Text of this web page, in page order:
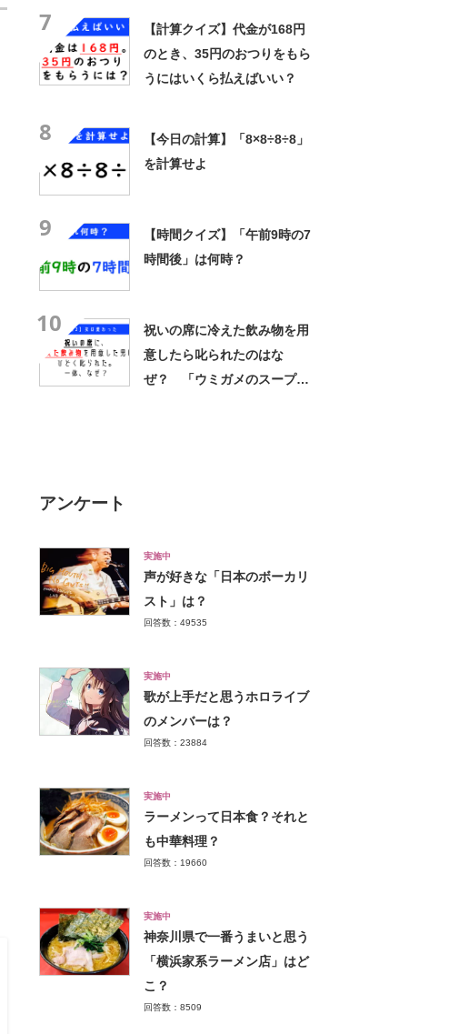
7
【計算クイズ】代金が168円
のとき、35円のおつりをもら
うにはいくら払えばいい？
8
【今日の計算】「8×8÷8÷8」
を計算せよ
9
【時間クイズ】「午前9時の7
時間後」は何時？
10
祝いの席に冷えた飲み物を用
意したら叱られたのはな
ぜ？ 「ウミガメのスープ」
アンケート
実施中
声が好きな「日本のボーカリ
スト」は？
回答数：49535
実施中
歌が上手だと思うホロライブ
のメンバーは？
回答数：23884
実施中
ラーメンって日本食？それと
も中華料理？
回答数：19660
実施中
神奈川県で一番うまいと思う
「横浜家系ラーメン店」はど
こ？
回答数：8509